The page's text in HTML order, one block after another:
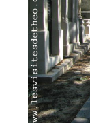
Previous